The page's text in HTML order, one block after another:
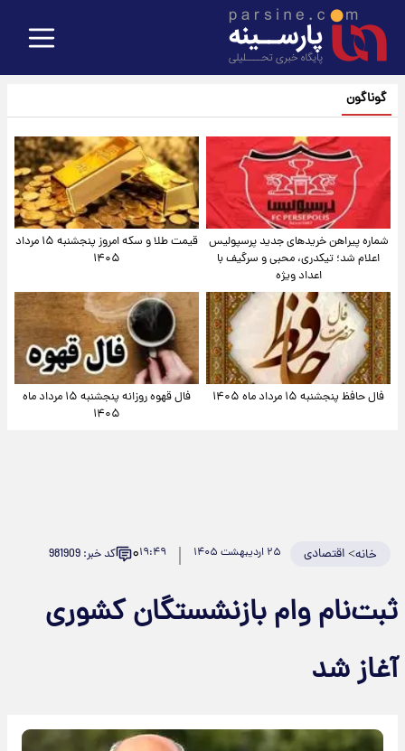
گوناگون
شماره پیراهن خریدهای جدید پرسپولیس
اعلام شد؛ تیکدری، محبی و سرگیف با
اعداد ویژه
قیمت طلا و سکه امروز پنجشنبه ۱۵ مرداد
۱۴۰۵
فال حافظ پنجشنبه ۱۵ مرداد ماه ۱۴۰۵
فال قهوه روزانه پنجشنبه ۱۵ مرداد ماه
۱۴۰۵
خانه>اقتصادی ۲۵ اردیبهشت ۱۴۰۵ ۱۹:۴۹۰ کد خبر: 981909
ثبت‌نام وام بازنشستگان کشوری
آغاز شد